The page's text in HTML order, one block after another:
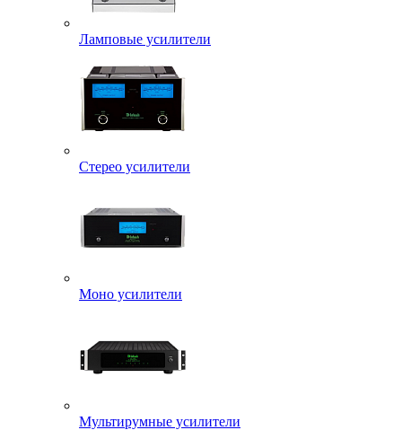
Ламповые усилители
Стерео усилители
Моно усилители
Мультирумные усилители